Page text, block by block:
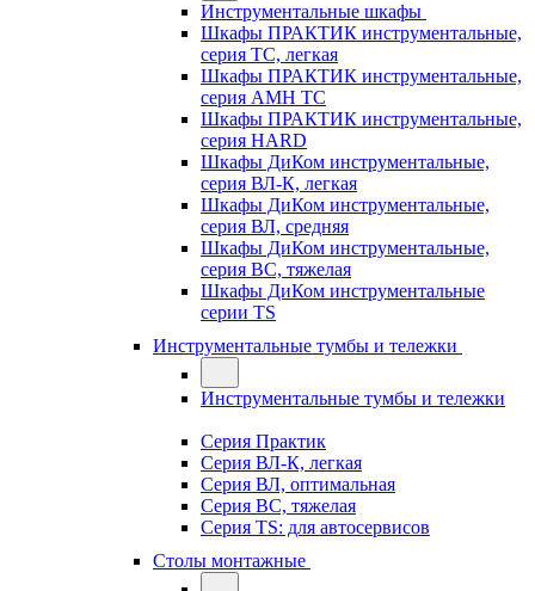
Инструментальные шкафы
Шкафы ПРАКТИК инструментальные,
серия TC, легкая
Шкафы ПРАКТИК инструментальные,
серия AMH TC
Шкафы ПРАКТИК инструментальные,
серия HARD
Шкафы ДиКом инструментальные,
cерия ВЛ-К, легкая
Шкафы ДиКом инструментальные,
серия ВЛ, средняя
Шкафы ДиКом инструментальные,
серия ВС, тяжелая
Шкафы ДиКом инструментальные
серии TS
Инструментальные тумбы и тележки
Инструментальные тумбы и тележки
Серия Практик
Серия ВЛ-К, легкая
Серия ВЛ, оптимальная
Серия ВС, тяжелая
Серия TS: для автосервисов
Столы монтажные